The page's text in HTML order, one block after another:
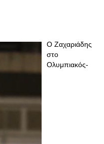
Ο Ζαχαριάδης
στο
Ολυμπιακός-